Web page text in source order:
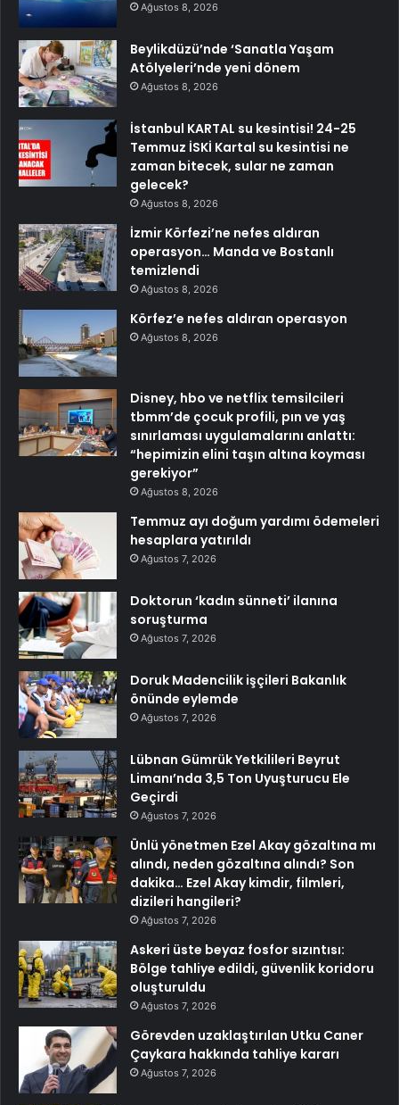
Ağustos 8, 2026
Beylikdüzü’nde ‘Sanatla Yaşam
Atölyeleri’nde yeni dönem
Ağustos 8, 2026
İstanbul KARTAL su kesintisi! 24-25
Temmuz İSKİ Kartal su kesintisi ne
zaman bitecek, sular ne zaman
gelecek?
Ağustos 8, 2026
İzmir Körfezi’ne nefes aldıran
operasyon… Manda ve Bostanlı
temizlendi
Ağustos 8, 2026
Körfez’e nefes aldıran operasyon
Ağustos 8, 2026
Disney, hbo ve netflix temsilcileri
tbmm’de çocuk profili, pın ve yaş
sınırlaması uygulamalarını anlattı:
“hepimizin elini taşın altına koyması
gerekiyor”
Ağustos 8, 2026
Temmuz ayı doğum yardımı ödemeleri
hesaplara yatırıldı
Ağustos 7, 2026
Doktorun ‘kadın sünneti’ ilanına
soruşturma
Ağustos 7, 2026
Doruk Madencilik işçileri Bakanlık
önünde eylemde
Ağustos 7, 2026
Lübnan Gümrük Yetkilileri Beyrut
Limanı’nda 3,5 Ton Uyuşturucu Ele
Geçirdi
Ağustos 7, 2026
Ünlü yönetmen Ezel Akay gözaltına mı
alındı, neden gözaltına alındı? Son
dakika… Ezel Akay kimdir, filmleri,
dizileri hangileri?
Ağustos 7, 2026
Askeri üste beyaz fosfor sızıntısı:
Bölge tahliye edildi, güvenlik koridoru
oluşturuldu
Ağustos 7, 2026
Görevden uzaklaştırılan Utku Caner
Çaykara hakkında tahliye kararı
Ağustos 7, 2026